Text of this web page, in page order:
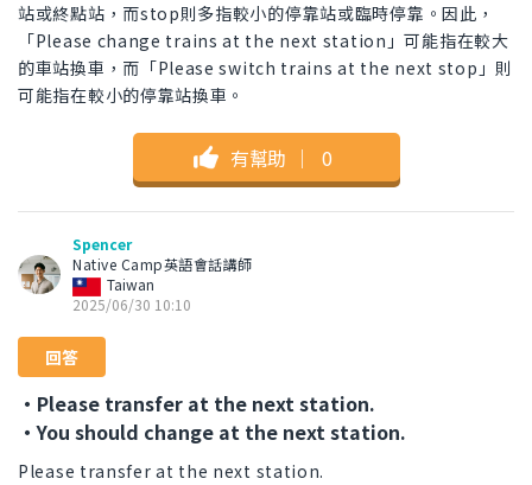
站或終點站，而stop則多指較小的停靠站或臨時停靠。因此，
「Please change trains at the next station」可能指在較大
的車站換車，而「Please switch trains at the next stop」則
可能指在較小的停靠站換車。
有幫助 ｜ 0
Spencer
Native Camp英語會話講師
Taiwan
2025/06/30 10:10
回答
・Please transfer at the next station.
・You should change at the next station.
Please transfer at the next station.